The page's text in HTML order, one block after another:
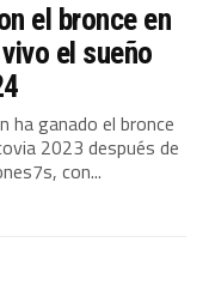
el bronce en
el sueño
ha ganado el bronce
2023 después de
con...